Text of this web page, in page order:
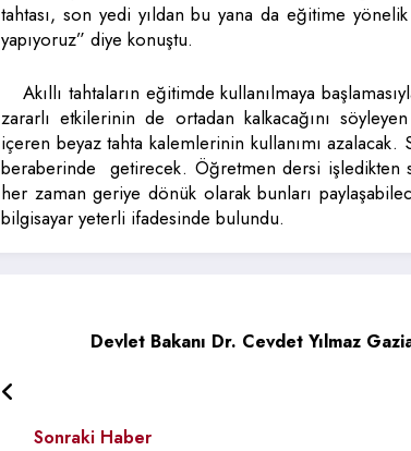
tahtası, son yedi yıldan bu yana da eğitime
yapıyoruz” diye konuştu.
Akıllı tahtaların eğitimde kullanılmaya
zararlı etkilerinin de ortadan kalkacağını
içeren beyaz tahta kalemlerinin kullanımı
beraberinde getirecek. Öğretmen dersi işledikten
her zaman geriye dönük olarak bunları
bilgisayar yeterli ifadesinde bulundu.
Devlet Bakanı Dr. Cevdet Yılmaz
Sonraki Haber